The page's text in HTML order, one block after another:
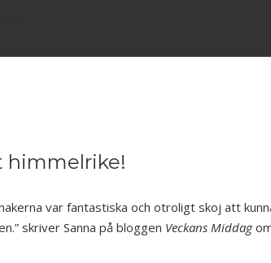
himmelrike!
var fantastiska och otroligt skoj att
skriver Sanna på bloggen Veckans Middag